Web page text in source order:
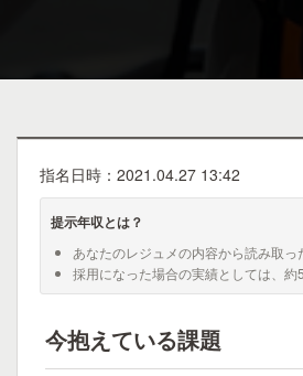
指名日時：2021.04.27 13:42
提示年収とは？
あなたのレジュメの内容から読み取
採用になった場合の実績としては、
今抱えている課題